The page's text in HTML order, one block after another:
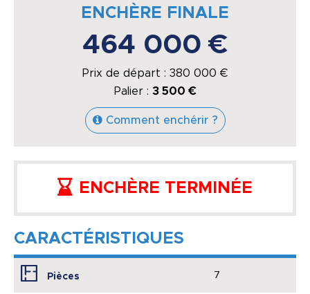
ENCHÈRE FINALE
464 000 €
Prix de départ : 380 000 €
Palier : 3 500 €
Comment enchérir ?
ENCHÈRE TERMINÉE
CARACTÉRISTIQUES
Pièces 7